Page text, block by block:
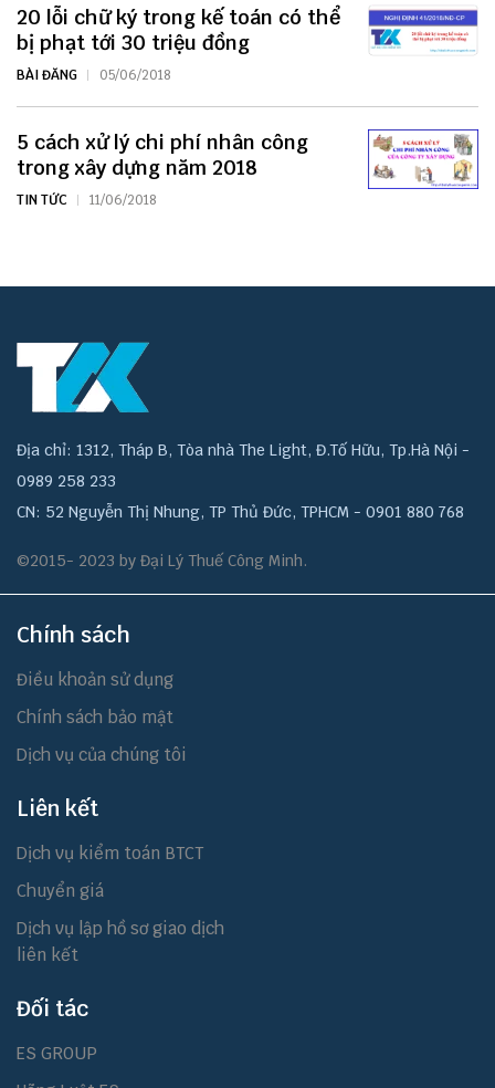
20 lỗi chữ ký trong kế toán có thể
bị phạt tới 30 triệu đồng
BÀI ĐĂNG 05/06/2018
5 cách xử lý chi phí nhân công
trong xây dựng năm 2018
TIN TỨC 11/06/2018
Địa chỉ: 1312, Tháp B, Tòa nhà The Light, Đ.Tố Hữu, Tp.Hà Nội -
0989 258 233
CN: 52 Nguyễn Thị Nhung, TP Thủ Đức, TPHCM - 0901 880 768
©2015- 2023 by Đại Lý Thuế Công Minh.
Chính sách
Điều khoản sử dụng
Chính sách bảo mật
Dịch vụ của chúng tôi
Liên kết
Dịch vụ kiểm toán BTCT
Chuyển giá
Dịch vụ lập hồ sơ giao dịch
liên kết
Đối tác
ES GROUP